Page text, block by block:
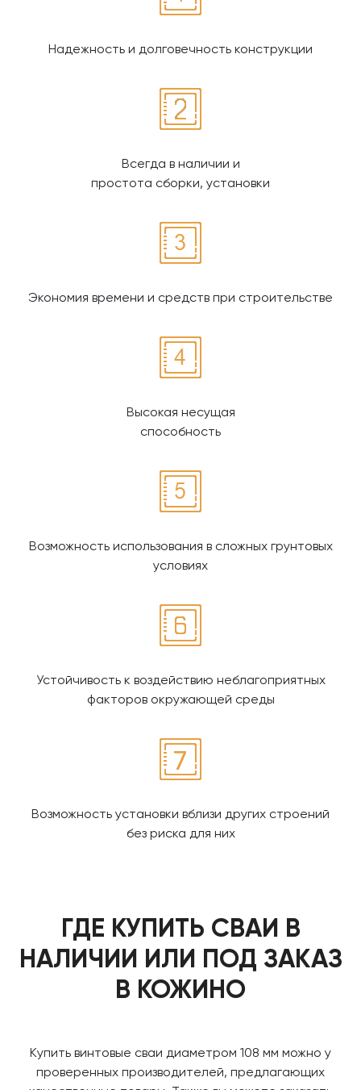
Надежность и долговечность конструкции
Всегда в наличии и
простота сборки, установки
Экономия времени и средств при строительстве
Высокая несущая
способность
Возможность использования в сложных грунтовых
условиях
Устойчивость к воздействию неблагоприятных
факторов окружающей среды
Возможность установки вблизи других строений
без риска для них
ГДЕ КУПИТЬ СВАИ В
НАЛИЧИИ ИЛИ ПОД ЗАКАЗ
В КОЖИНО
Купить винтовые сваи диаметром 108 мм можно у
проверенных производителей, предлагающих